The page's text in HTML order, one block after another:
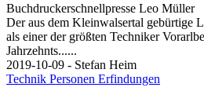
Buchdruckerschnellpresse Leo Müller
Der aus dem Kleinwalsertal gebürtige
als einer der größten Techniker
Jahrzehnts......
2019-10-09 - Stefan Heim
Technik Personen Erfindungen